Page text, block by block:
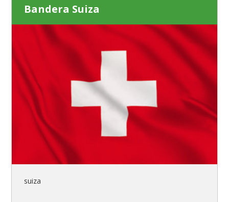
Bandera Suiza
suiza